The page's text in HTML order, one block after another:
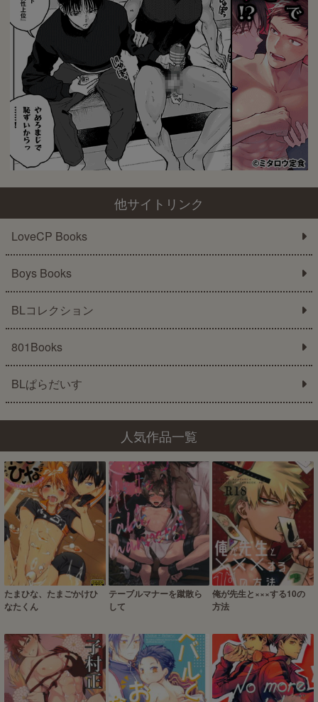
他サイトリンク
LoveCP Books
Boys Books
BLコレクション
801Books
BLぱらだいす
人気作品一覧
たまひな、たまごかけひ
なたくん
テーブルマナーを蹴散ら
して
俺が先生と×××する10の
方法